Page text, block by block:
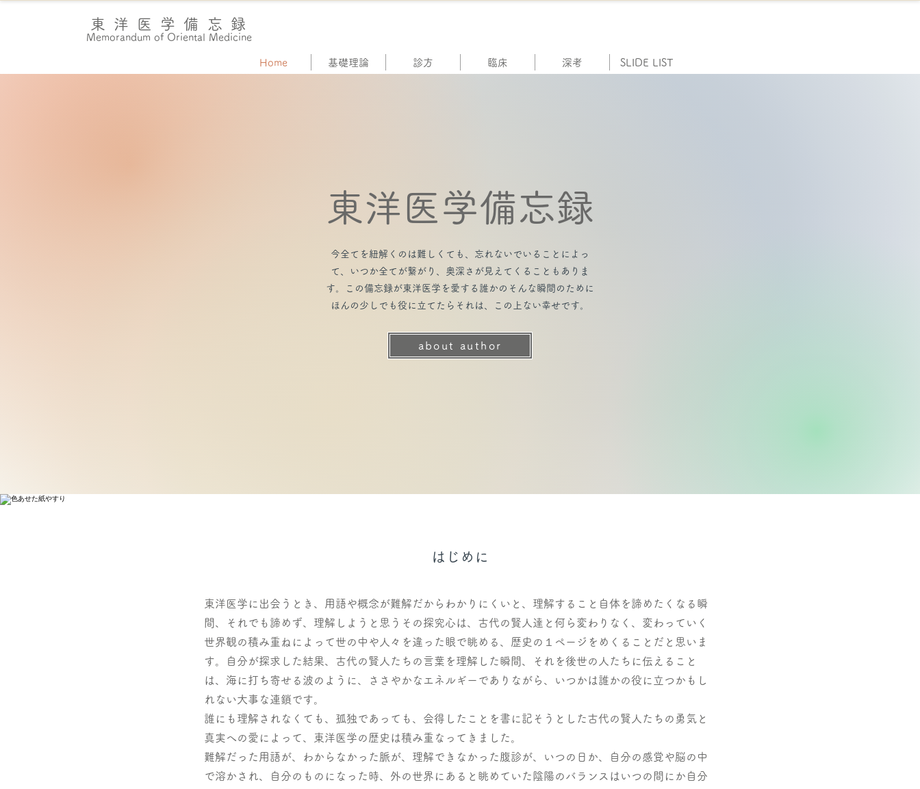
東洋医学備忘録
Memorandum of Oriental Medicine
Home 基礎理論 診方 臨床 深考 SLIDE LIST
東洋医学備忘録
今全てを紐解くのは難しくても、忘れないでいることによっ
て、いつか全てが繋がり、奥深さが見えてくることもありま
す。この備忘録が東洋医学を愛する誰かのそんな瞬間のために
ほんの少しでも役に立てたらそれは、この上ない幸せです。​​
about author
はじめに
東洋医学に出会うとき、用語や概念が難解だからわかりにくいと、理解すること自体を諦めたくなる瞬
間、それでも諦めず、理解しようと思うその探究心は、古代の賢人達と何ら変わりなく、変わっていく
世界観の積み重ねによって世の中や人々を違った眼で眺める、歴史の１ページをめくることだと思いま
す。自分が探求した結果、古代の賢人たちの言葉を理解した瞬間、それを後世の人たちに伝えること
は、海に打ち寄せる波のように、ささやかなエネルギーでありながら、いつかは誰かの役に立つかもし
れない大事な連鎖です。
誰にも理解されなくても、孤独であっても、会得したことを書に記そうとした古代の賢人たちの勇気と
真実への愛によって、東洋医学の歴史は積み重なってきました。
難解だった用語が、わからなかった脈が、理解できなかった腹診が、いつの日か、自分の感覚や脳の中
で溶かされ、自分のものになった時、外の世界にあると眺めていた陰陽のバランスはいつの間にか自分